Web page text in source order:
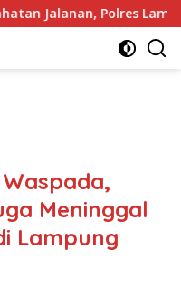
Lampung Utara
Meninggal
Lampung